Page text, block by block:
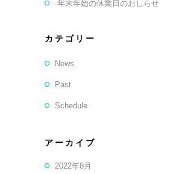
年末年始の休業日のおしらせ
カテゴリー
News
Past
Schedule
アーカイブ
2022年8月